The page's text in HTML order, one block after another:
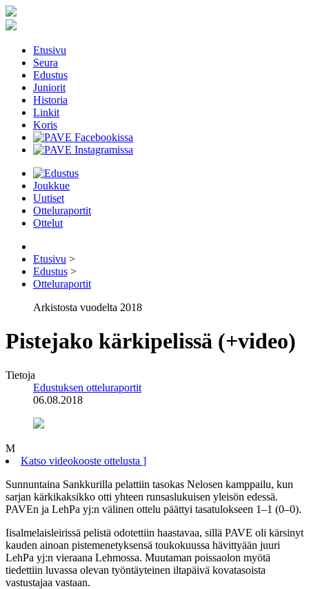
Etusivu
Seura
Edustus
Juniorit
Historia
Linkit
Koris
Joukkue
Uutiset
Otteluraportit
Ottelut
Etusivu >
Edustus >
Otteluraportit
Arkistosta vuodelta 2018
Pistejako kärkipelissä (+video)
Tietoja
Edustuksen otteluraportit
06.08.2018
M
Katso videokooste ottelusta ]
Sunnuntaina Sankkurilla pelattiin tasokas Nelosen kamppailu, kun
sarjan kärkikaksikko otti yhteen runsaslukuisen yleisön edessä.
PAVEn ja LehPa yj:n välinen ottelu päättyi tasatulokseen 1–1 (0–0).
Iisalmelaisleirissä pelistä odotettiin haastavaa, sillä PAVE oli kärsinyt
kauden ainoan pistemenetyksensä toukokuussa hävittyään juuri
LehPa yj:n vieraana Lehmossa. Muutaman poissaolon myötä
tiedettiin luvassa olevan työntäyteinen iltapäivä kovatasoista
vastustajaa vastaan.